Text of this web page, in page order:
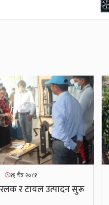
११ चैत्र २०८१
र टायल उत्पादन सुरू